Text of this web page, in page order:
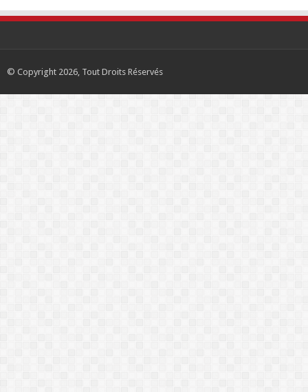
© Copyright 2026, Tout Droits Réservés